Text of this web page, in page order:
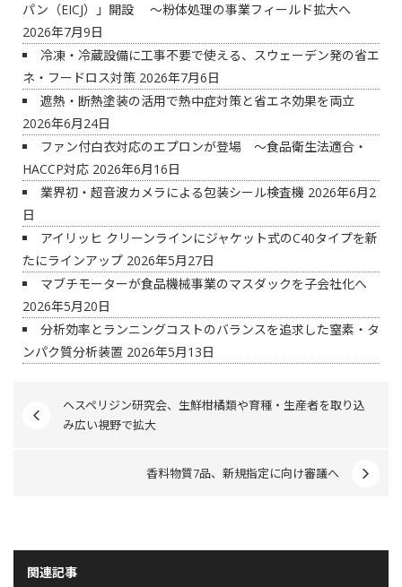
パン（EICJ）」開設 ～粉体処理の事業フィールド拡大へ
2026年7月9日
冷凍・冷蔵設備に工事不要で使える、スウェーデン発の省エ
ネ・フードロス対策 2026年7月6日
遮熱・断熱塗装の活用で熱中症対策と省エネ効果を両立
2026年6月24日
ファン付白衣対応のエプロンが登場 ～食品衛生法適合・
HACCP対応 2026年6月16日
業界初・超音波カメラによる包装シール検査機 2026年6月2
日
アイリッヒ クリーンラインにジャケット式のC40タイプを新
たにラインアップ 2026年5月27日
マブチモーターが食品機械事業のマスダックを子会社化へ
2026年5月20日
分析効率とランニングコストのバランスを追求した窒素・タ
ンパク質分析装置 2026年5月13日
ヘスペリジン研究会、生鮮柑橘類や育種・生産者を取り込
み広い視野で拡大
香料物質7品、新規指定に向け審議へ
関連記事